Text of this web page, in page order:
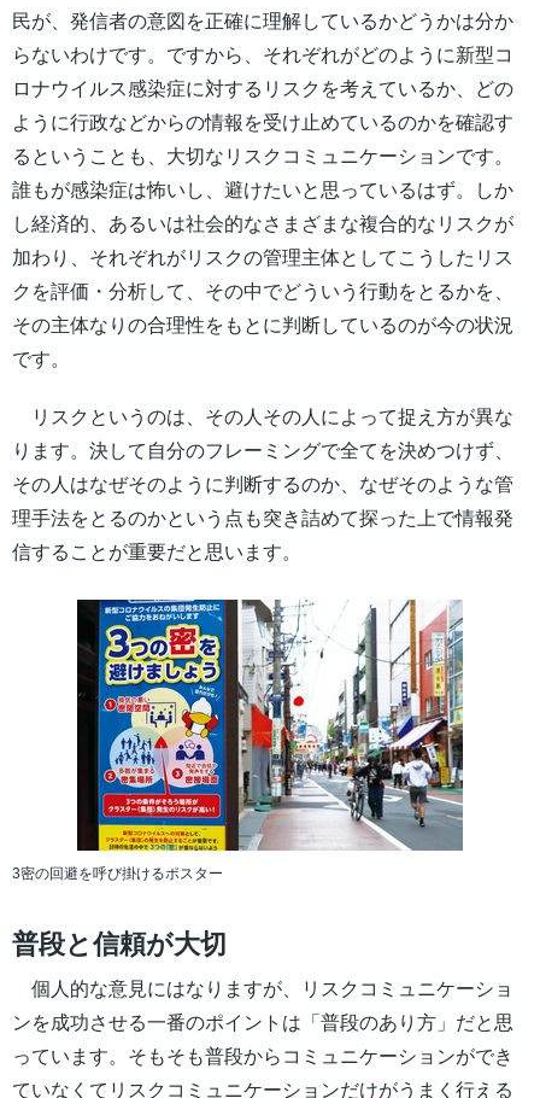
民が、発信者の意図を正確に理解しているかどうかは分か
らないわけです。ですから、それぞれがどのように新型コ
ロナウイルス感染症に対するリスクを考えているか、どの
ように行政などからの情報を受け止めているのかを確認す
るということも、大切なリスクコミュニケーションです。
誰もが感染症は怖いし、避けたいと思っているはず。しか
し経済的、あるいは社会的なさまざまな複合的なリスクが
加わり、それぞれがリスクの管理主体としてこうしたリス
クを評価・分析して、その中でどういう行動をとるかを、
その主体なりの合理性をもとに判断しているのが今の状況
です。
リスクというのは、その人その人によって捉え方が異な
ります。決して自分のフレーミングで全てを決めつけず、
その人はなぜそのように判断するのか、なぜそのような管
理手法をとるのかという点も突き詰めて探った上で情報発
信することが重要だと思います。
3密の回避を呼び掛けるポスター
普段と信頼が大切
個人的な意見にはなりますが、リスクコミュニケーショ
ンを成功させる一番のポイントは「普段のあり方」だと思
っています。そもそも普段からコミュニケーションができ
ていなくてリスクコミュニケーションだけがうまく行える